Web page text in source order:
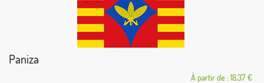
Paniza
À partir de : 18,37 €